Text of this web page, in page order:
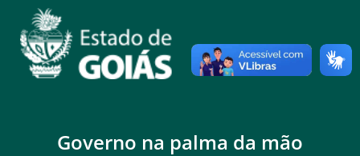
Governo na palma da mão